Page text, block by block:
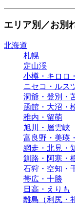
エリア別／お別
北海道
札幌
定山渓
小樽・キロロ
ニセコ・ルス
洞爺・登別・
函館・大沼・
稚内・留萌
旭川・層雲峡
富良野・美瑛
網走・北見・
釧路・阿寒・
石狩・空知・
帯広・十勝
日高・えりも
離島（利尻・